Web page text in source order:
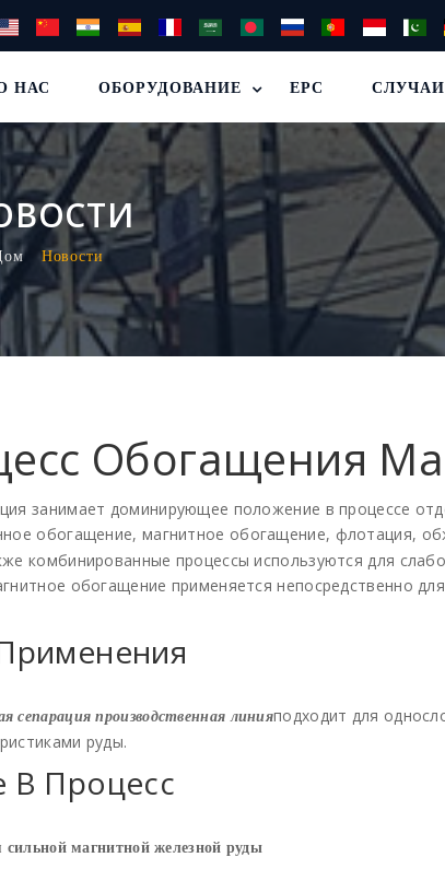
НАС ОБОРУДОВАНИЕ EPC СЛУЧАИ
Новости
Обогащения
занимает доминирующее положение в процессе
обогащение, магнитное обогащение, флотация,
комбинированные процессы используются для
обогащение применяется непосредственно
сепарация производственная линияподходит для
руды.
В Процесс
сильной магнитной железной руды